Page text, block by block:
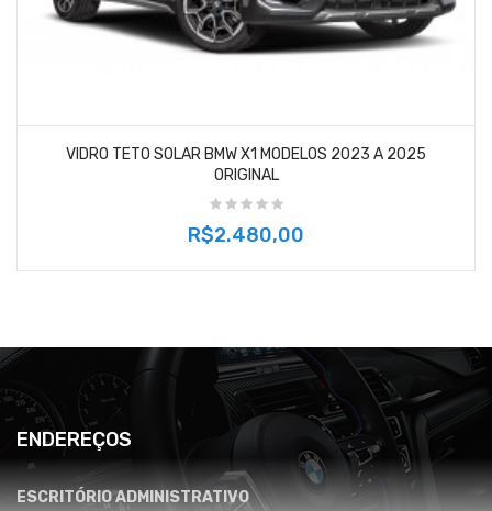
VIDRO TETO SOLAR BMW X1 MODELOS 2023 A 2025
ORIGINAL
R$2.480,00
ENDEREÇOS
ESCRITÓRIO ADMINISTRATIVO